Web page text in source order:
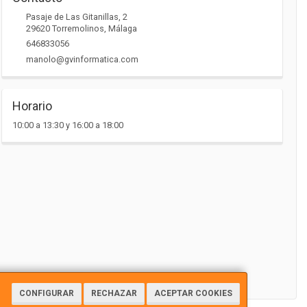
CONFIGURAR RECHAZAR ACEPTAR COOKIES
Pasaje de Las Gitanillas, 2
29620 Torremolinos, Málaga
646833056
manolo@gvinformatica.com
Horario
10:00 a 13:30 y 16:00 a 18:00